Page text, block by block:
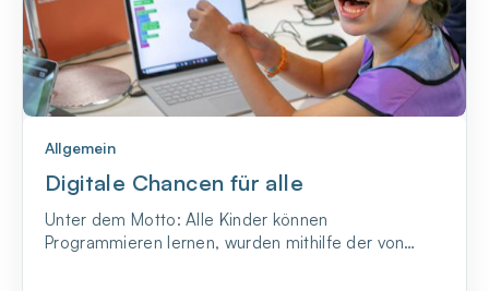
Allgemein
Digitale Chancen für alle
Unter dem Motto: Alle Kinder können
Programmieren lernen, wurden mithilfe der von